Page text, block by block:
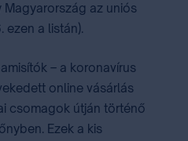
Magyarország az uniós
a listán).
– a koronavírus
online vásárlás
csomagok útján történő
Ezek a kis